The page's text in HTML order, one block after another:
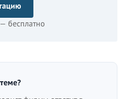
бесплатно